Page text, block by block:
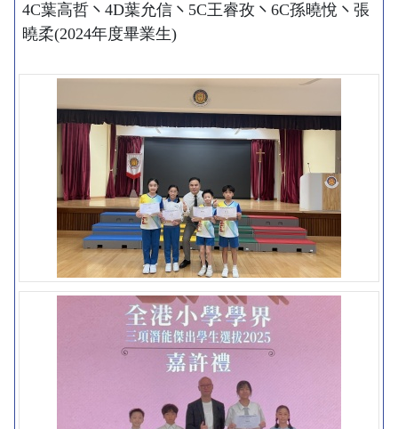
4C葉高哲㇔4D葉允信㇔5C王睿孜㇔6C孫曉悅㇔張
曉柔(2024年度畢業生)